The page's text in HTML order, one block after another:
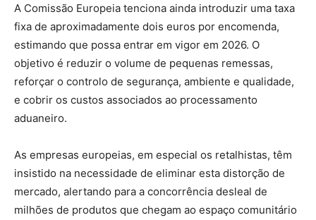
A Comissão Europeia tenciona ainda introduzir uma taxa
fixa de aproximadamente dois euros por encomenda,
estimando que possa entrar em vigor em 2026. O
objetivo é reduzir o volume de pequenas remessas,
reforçar o controlo de segurança, ambiente e qualidade,
e cobrir os custos associados ao processamento
aduaneiro.
As empresas europeias, em especial os retalhistas, têm
insistido na necessidade de eliminar esta distorção de
mercado, alertando para a concorrência desleal de
milhões de produtos que chegam ao espaço comunitário